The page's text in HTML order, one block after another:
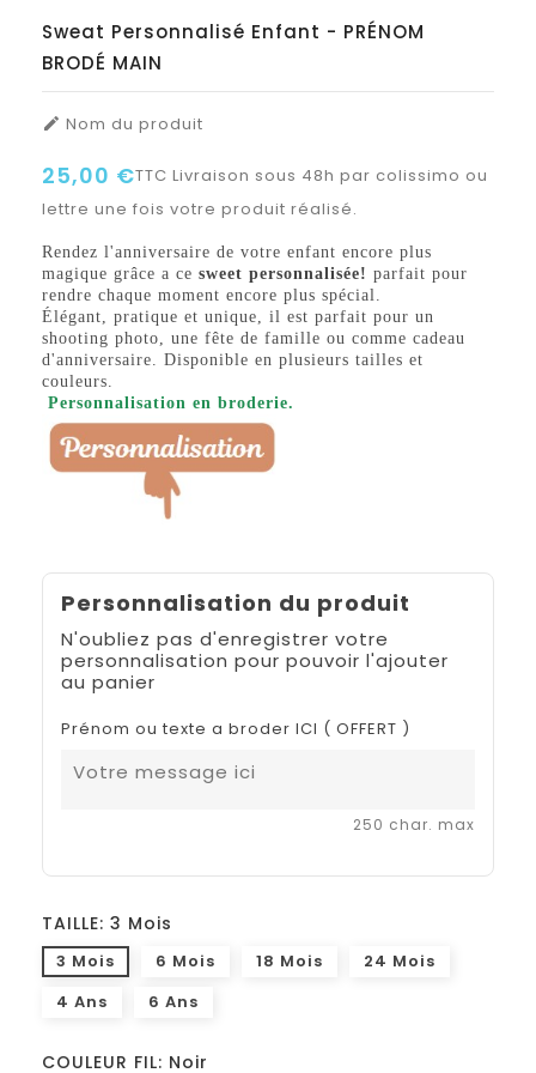
Sweat Personnalisé Enfant - PRÉNOM
BRODÉ MAIN
 Nom du produit
25,00 €TTC Livraison sous 48h par colissimo ou
lettre une fois votre produit réalisé.
Rendez l'anniversaire de votre enfant encore plus
magique grâce a ce sweet personnalisée! parfait pour
rendre chaque moment encore plus spécial.
Élégant, pratique et unique, il est parfait pour un
shooting photo, une fête de famille ou comme cadeau
d'anniversaire. Disponible en plusieurs tailles et
couleurs.
Personnalisation en broderie.
Personnalisation du produit
N'oubliez pas d'enregistrer votre
personnalisation pour pouvoir l'ajouter
au panier
Prénom ou texte a broder ICI ( OFFERT )
250 char. max
TAILLE: 3 Mois
3 Mois 6 Mois 18 Mois
24 Mois
4 Ans
6 Ans
COULEUR FIL: Noir